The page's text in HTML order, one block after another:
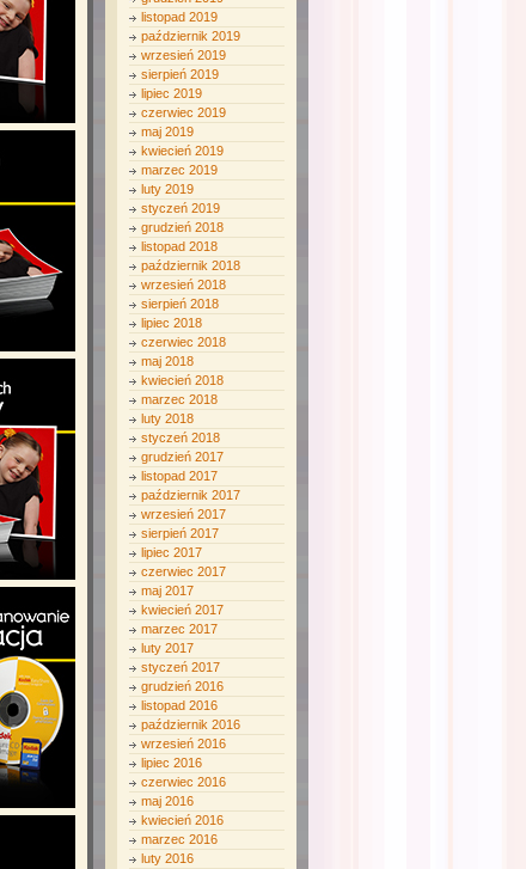
listopad 2019
październik 2019
wrzesień 2019
sierpień 2019
lipiec 2019
czerwiec 2019
maj 2019
kwiecień 2019
marzec 2019
luty 2019
styczeń 2019
grudzień 2018
listopad 2018
październik 2018
wrzesień 2018
sierpień 2018
lipiec 2018
czerwiec 2018
maj 2018
kwiecień 2018
marzec 2018
luty 2018
styczeń 2018
grudzień 2017
listopad 2017
październik 2017
wrzesień 2017
sierpień 2017
lipiec 2017
czerwiec 2017
maj 2017
kwiecień 2017
marzec 2017
luty 2017
styczeń 2017
grudzień 2016
listopad 2016
październik 2016
wrzesień 2016
lipiec 2016
czerwiec 2016
maj 2016
kwiecień 2016
marzec 2016
luty 2016